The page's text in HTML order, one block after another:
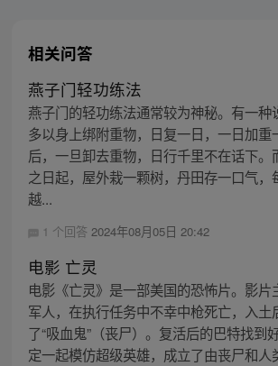
相关问答
燕子门轻功练法
燕子门的轻功练法通常较为神秘。有一种
多以身上绑附重物，日复一日，一日加重
后，一旦卸去重物，日行千里不在话下。
之日起，屋外栽一颗树，丹田存一口气，
越...
1 个回答 2024年08月05日 20:42
电影 亡灵
电影《亡灵》是一部美国的恐怖片。影片
军人，在执行任务中不幸中枪死亡，入土
了“吸血鬼”（丧尸）。复活后的巴特找到
定一起模仿超级英雄，成立了由丧尸和人